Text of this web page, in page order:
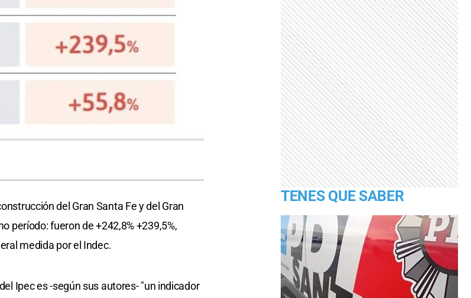
del Gran Santa Fe y del Gran
período: fueron de +242,8% +239,5%,
medida por el Indec.
Ipec es -según sus autores- "un indicador
TENES QUE SABER